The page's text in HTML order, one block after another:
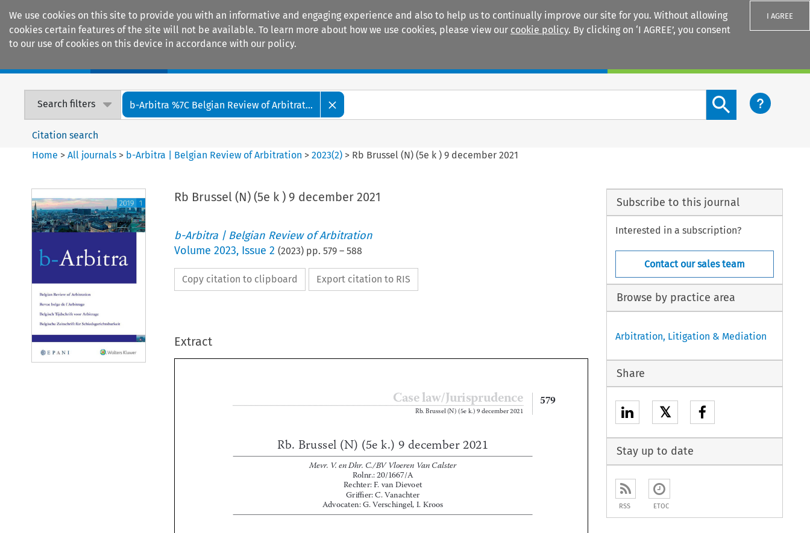
We use cookies on this site to provide you with an informative and engaging experience and also to help us to continually improve our site for you. Without allowing
cookies certain features of the site will not be available. To learn more about how we use cookies, please view our cookie policy. By clicking on ‘I AGREE’, you consent
to our use of cookies on this device in accordance with our policy.
I AGREE
Search filters b-Arbitra %7C Belgian Review of Arbitrat...
Search content button
Citation search
Home >All journals > b-Arbitra | Belgian Review of Arbitration >2023(2) > Rb Brussel (N) (5e k ) 9 december 2021
Rb Brussel (N) (5e k ) 9 december 2021
b-Arbitra | Belgian Review of Arbitration
Volume 2023, Issue 2 (2023) pp. 579– 588
Copy citation to clipboard Export citation to RIS
Extract

  





 
 
  
Case law/Jurisprudence
Rb . Brussel (N) (5e k .) 9 december 2021
Rb. Brussel (N) (5e k.) 9 december 2021
Mevr. V. en Dhr. C./BV Vloeren Van Calster
Rolnr .: 20/1667/A
Subscribe to this journal
Interested in a subscription?
Contact our sales team
Browse by practice area
Arbitration, Litigation & Mediation
Share
𝕏
Stay up to date
RSS ETOC